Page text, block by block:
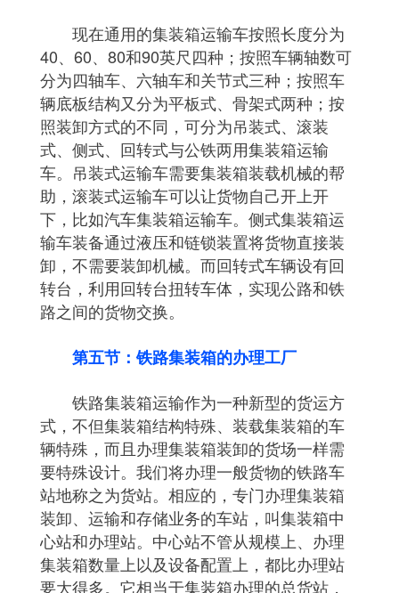
现在通用的集装箱运输车按照长度分为
40、60、80和90英尺四种；按照车辆轴数可
分为四轴车、六轴车和关节式三种；按照车
辆底板结构又分为平板式、骨架式两种；按
照装卸方式的不同，可分为吊装式、滚装
式、侧式、回转式与公铁两用集装箱运输
车。吊装式运输车需要集装箱装载机械的帮
助，滚装式运输车可以让货物自己开上开
下，比如汽车集装箱运输车。侧式集装箱运
输车装备通过液压和链锁装置将货物直接装
卸，不需要装卸机械。而回转式车辆设有回
转台，利用回转台扭转车体，实现公路和铁
路之间的货物交换。
第五节：铁路集装箱的办理工厂
铁路集装箱运输作为一种新型的货运方
式，不但集装箱结构特殊、装载集装箱的车
辆特殊，而且办理集装箱装卸的货场一样需
要特殊设计。我们将办理一般货物的铁路车
站地称之为货站。相应的，专门办理集装箱
装卸、运输和存储业务的车站，叫集装箱中
心站和办理站。中心站不管从规模上、办理
集装箱数量上以及设备配置上，都比办理站
要大得多。它相当于集装箱办理的总货站，